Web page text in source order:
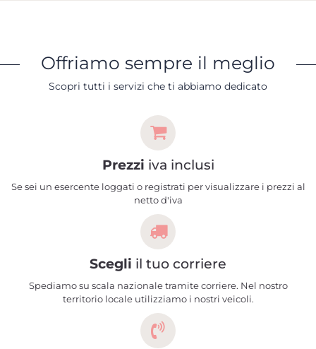
Offriamo sempre il meglio
Scopri tutti i servizi che ti abbiamo dedicato
Prezzi iva inclusi
Se sei un esercente loggati o registrati per visualizzare i prezzi al
netto d'iva
Scegli il tuo corriere
Spediamo su scala nazionale tramite corriere. Nel nostro
territorio locale utilizziamo i nostri veicoli.